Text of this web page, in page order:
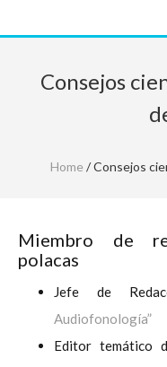
Consejos
Home / Consejos
Miembro de
polacas
Jefe de
Audiofonología”
Editor temático